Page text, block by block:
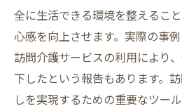
全に生活できる環境を整えるこ
心感を向上させます。実際の事
訪問介護サービスの利用により
下したという報告もあります。
しを実現するための重要なツー